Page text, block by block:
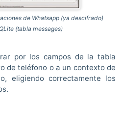
de Whatsapp (ya descifrado)
(tabla messages)
por los campos de la tabla
de teléfono o a un contexto de
eligiendo correctamente los